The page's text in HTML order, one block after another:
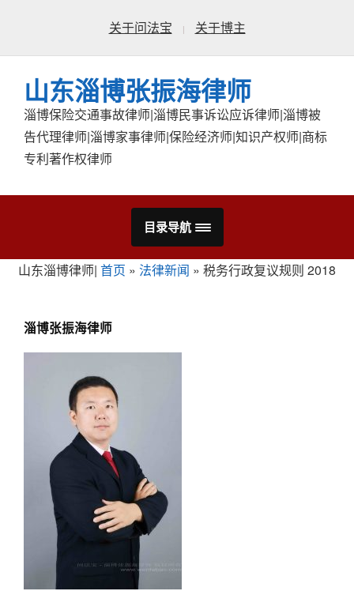
关于问法宝 关于博主
山东淄博张振海律师
淄博保险交通事故律师|淄博民事诉讼应诉律师|淄博被
告代理律师|淄博家事律师|保险经济师|知识产权师|商标
专利著作权律师
目录导航
山东淄博律师| 首页 » 法律新闻 » 税务行政复议规则 2018
淄博张振海律师